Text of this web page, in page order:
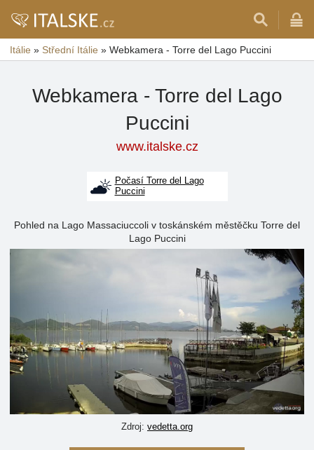
Itálie » Střední Itálie » Webkamera - Torre del Lago Puccini
Webkamera - Torre del Lago
Puccini
www.italske.cz
Počasí Torre del Lago
Puccini
Pohled na Lago Massaciuccoli v toskánském městěčku Torre del
Lago Puccini
Zdroj: vedetta.org